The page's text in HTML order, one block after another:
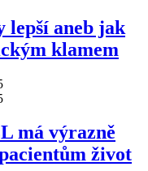
lepší aneb jak
klamem
má výrazně
život